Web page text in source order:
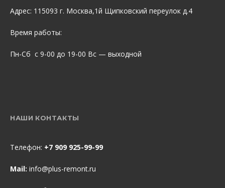
Адрес: 115093 г. Москва,1й Щипковский переулок д.4
Время работы:
Пн-Сб с 9-00 до 19-00 Вс — выходной
НАШИ КОНТАКТЫ
Телефон: +7 909 925-99-99
Mail: info@plus-remont.ru